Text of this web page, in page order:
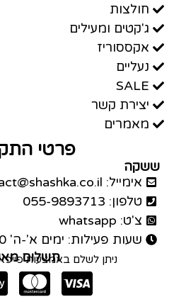
חולצות
ג'קטים ומעילים
אקססוריז
נעליים
SALE
יצירת קשר
מאמרים
פרטי
ששקה
אימייל: contact@shashka.co.il
טלפון: 055-9893713
צ'ט: whatsapp
שעות פעילות: ימים א'-ה' 10:00-17:00
תשלום
ניתן לשלם באמצעות